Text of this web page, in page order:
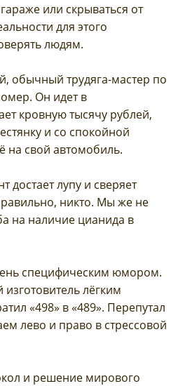
или скрываться от
для этого
людям.
обычный трудяга-мастер по
Он идет в
кровную тысячу рублей,
и со спокойной
на свой автомобиль.
достает лупу и сверяет
никто. Мы же не
на наличие цианида в
специфическим юмором.
лёгким
«498» в «489». Перепутал
лево и право в стрессовой
и решение мирового